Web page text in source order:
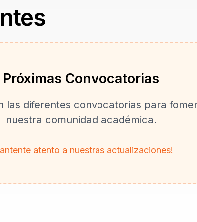
Próximas Convocatorias
las diferentes convocatorias para
nuestra comunidad académica.
atento a nuestras actualizaciones!